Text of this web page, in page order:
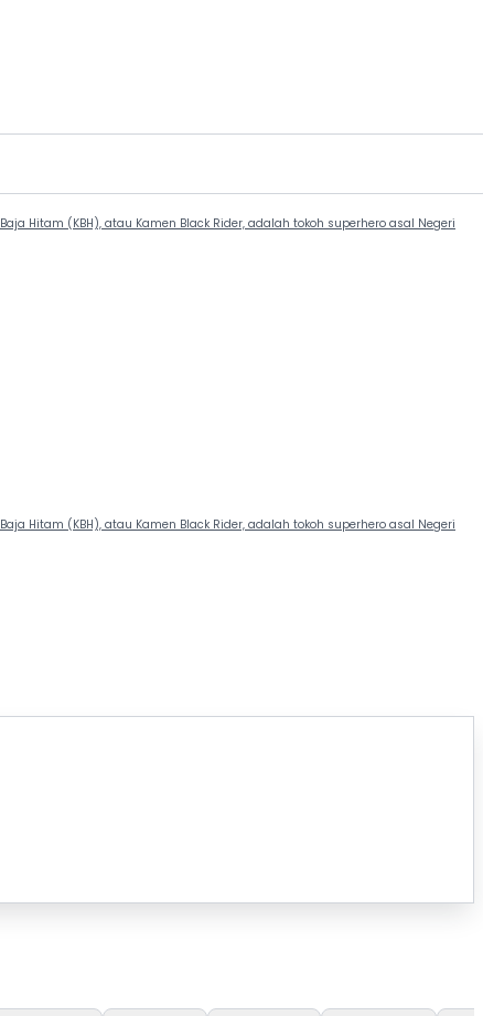
Hitam (KBH), atau Kamen Black Rider, adalah tokoh superhero asal Negeri
Hitam (KBH), atau Kamen Black Rider, adalah tokoh superhero asal Negeri